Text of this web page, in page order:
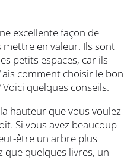
excellente façon de
mettre en valeur. Ils sont
petits espaces, car ils
comment choisir le bon
quelques conseils.
hauteur que vous voulez
Si vous avez beaucoup
être un arbre plus
que quelques livres, un